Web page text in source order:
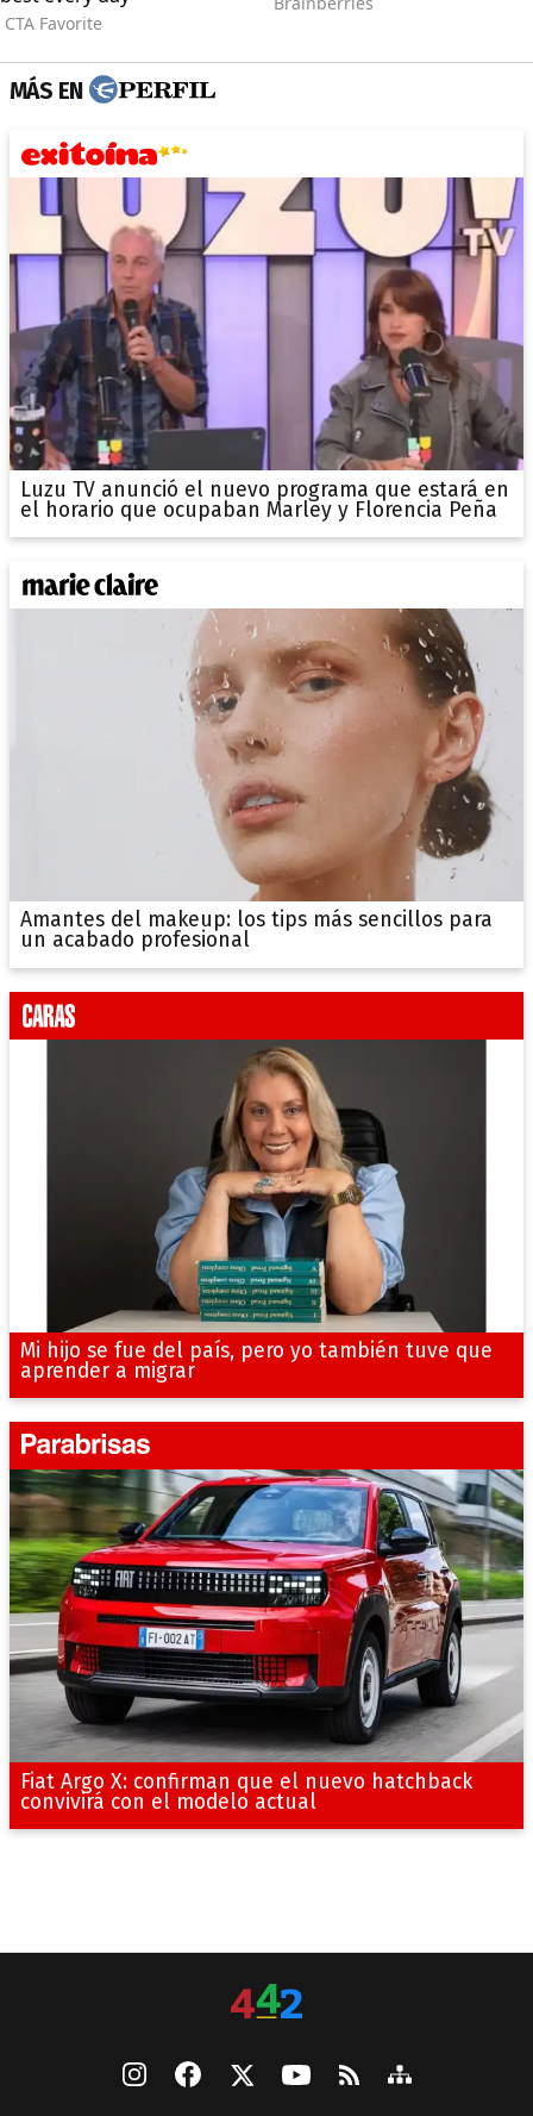
MÁS EN
Luzu TV anunció el nuevo programa que estará en
el horario que ocupaban Marley y Florencia Peña
Amantes del makeup: los tips más sencillos para
un acabado profesional
Mi hijo se fue del país, pero yo también tuve que
aprender a migrar
Fiat Argo X: confirman que el nuevo hatchback
convivirá con el modelo actual